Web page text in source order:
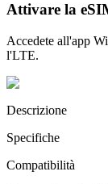
Attivare la
Accedete all'app
l'LTE.
Descrizione
Specifiche
Compatibilità